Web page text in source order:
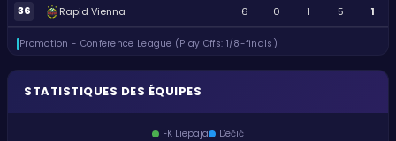
36 Rapid Vienna 6 0 1 5 1
Promotion - Conference League (Play Offs: 1/8-finals)
STATISTIQUES DES ÉQUIPES
FK Liepaja Dečić